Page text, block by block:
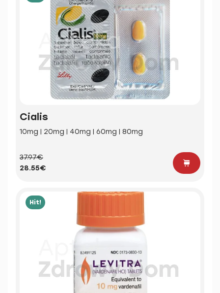
Cialis
10mg | 20mg | 40mg | 60mg | 80mg
37.97€
28.55€
Hit!